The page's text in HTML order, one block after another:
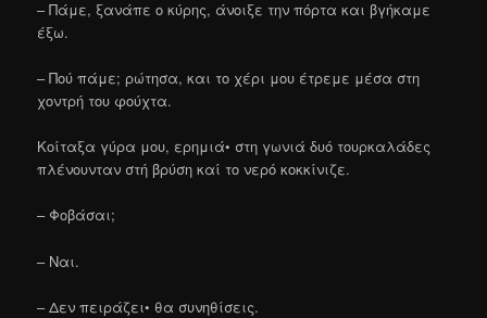
– Πάμε, ξανάπε ο κύρης, άνοιξε την πόρτα και βγήκαμε
έξω.
– Πού πάμε; ρώτησα, και το χέρι μου έτρεμε μέσα στη
χοντρή του φούχτα.
Κοίταξα γύρα μου, ερημιά• στη γωνιά δυό τουρκαλάδες
πλένουνταν στή βρύση καί το νερό κοκκίνιζε.
– Φοβάσαι;
– Ναι.
– Δεν πειράζει• θα συνηθίσεις.